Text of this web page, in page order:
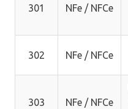
301 NFe / NFCe
302 NFe / NFCe
303 NFe / NFCe